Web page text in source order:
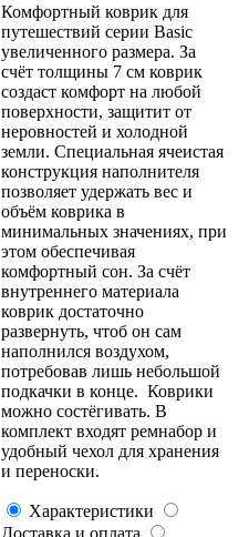
Комфортный коврик для
путешествий серии Basic
увеличенного размера. За
счёт толщины 7 см коврик
создаст комфорт на любой
поверхности, защитит от
неровностей и холодной
земли. Специальная ячеистая
конструкция наполнителя
позволяет удержать вес и
объём коврика в
минимальных значениях, при
этом обеспечивая
комфортный сон. За счёт
внутреннего материала
коврик достаточно
развернуть, чтоб он сам
наполнился воздухом,
потребовав лишь небольшой
подкачки в конце. Коврики
можно состёгивать. В
комплект входят ремнабор и
удобный чехол для хранения
и переноски.
Характеристики
Доставка и оплата